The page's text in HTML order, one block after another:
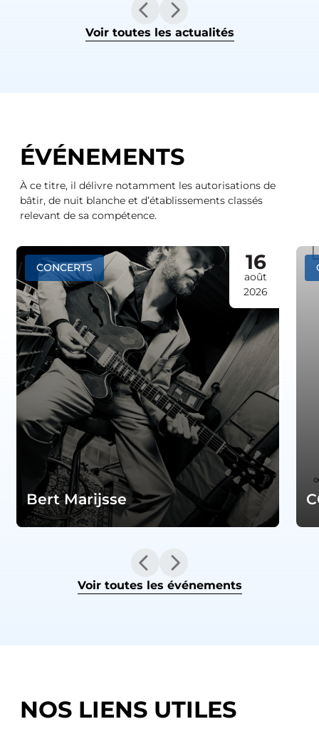
Voir toutes les actualités
ÉVÉNEMENTS
À ce titre, il délivre notamment les autorisations de
bâtir, de nuit blanche et d’établissements classés
relevant de sa compétence.
Bert Marijsse
CONCERTS 16
août
2026
Voir toutes les événements
NOS LIENS UTILES